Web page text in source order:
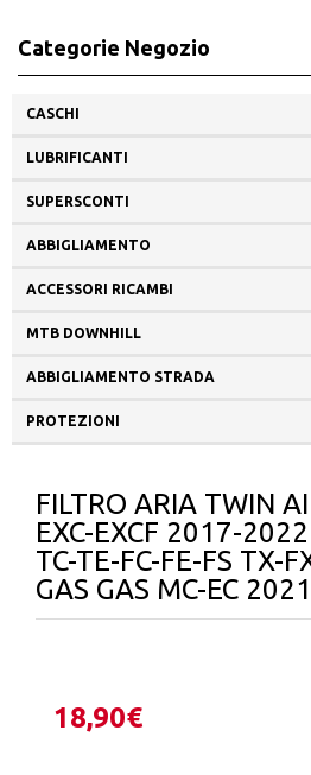
Categorie Negozio
CASCHI
LUBRIFICANTI
SUPERSCONTI
ABBIGLIAMENTO
ACCESSORI RICAMBI
MTB DOWNHILL
ABBIGLIAMENTO STRADA
PROTEZIONI
FILTRO ARIA TWIN
EXC-EXCF 2017-
TC-TE-FC-FE-FS TX-
GAS GAS MC-EC
18,90€